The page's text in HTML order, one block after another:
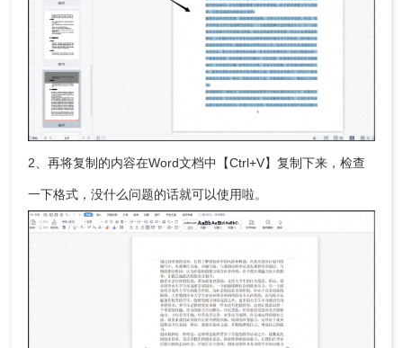
2、再将复制的内容在Word文档中【Ctrl+V】复制下来，检查
一下格式，没什么问题的话就可以使用啦。